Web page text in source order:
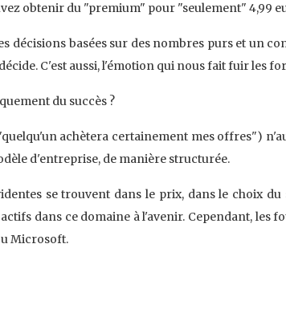
obtenir du "premium" pour "seulement" 4,99
décisions basées sur des nombres purs et un
C'est aussi, l'émotion qui nous fait fuir les
du succès ?
achètera certainement mes offres")
d'entreprise, de manière structurée.
se trouvent dans le prix, dans le choix
dans ce domaine à l'avenir. Cependant,
Microsoft.